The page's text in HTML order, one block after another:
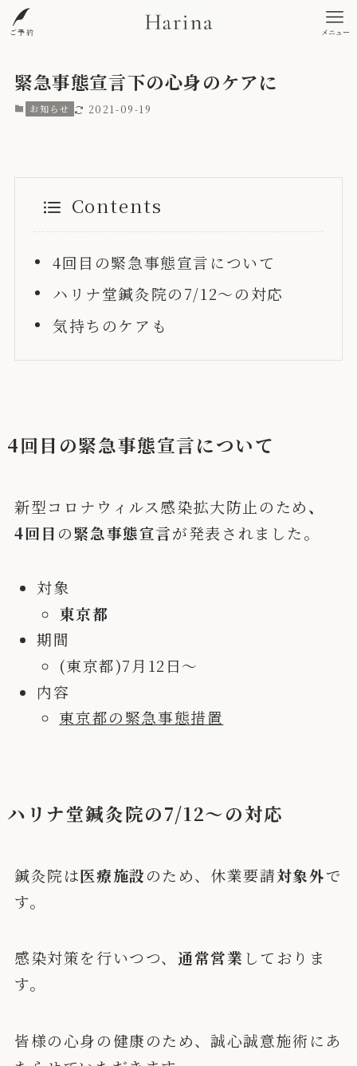
ご予約 メニュー
緊急事態宣言下の心身のケアに
お知らせ 2021-09-19
Contents
4回目の緊急事態宣言について
ハリナ堂鍼灸院の7/12〜の対応
気持ちのケアも
4回目の緊急事態宣言について
新型コロナウィルス感染拡大防止のため、
4回目 の緊急事態宣言が発表されました。
対象
東京都
期間
(東京都)7月12日〜
内容
東京都の緊急事態措置
ハリナ堂鍼灸院の7/12〜の対応
鍼灸院は医療施設のため、休業要請対象外で
す。
感染対策を行いつつ、通常営業 しておりま
す。
皆様の心身の健康のため、誠心誠意施術にあ